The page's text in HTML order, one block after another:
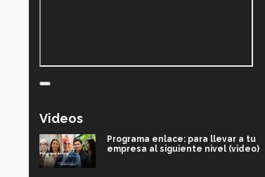
Videos
Programa enlace: para llevar a tu
empresa al siguiente nivel (video)